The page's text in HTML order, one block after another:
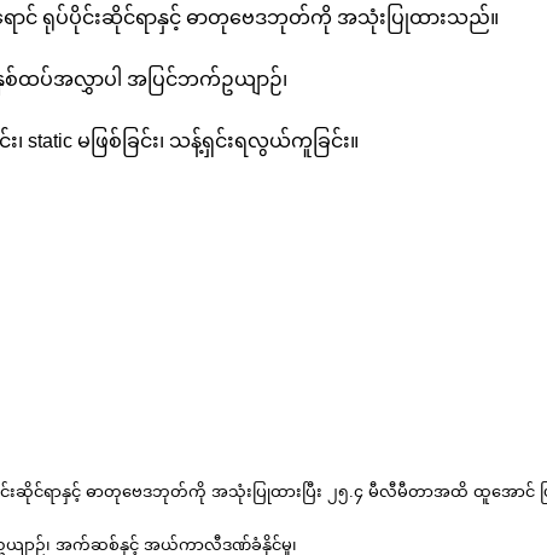
င် ရုပ်ပိုင်းဆိုင်ရာနှင့် ဓာတုဗေဒဘုတ်ကို အသုံးပြုထားသည်။
ထပ်အလွှာပါ အပြင်ဘက်ဥယျာဉ်၊
မဖြစ်ခြင်း၊ သန့်ရှင်းရလွယ်ကူခြင်း။
ဆိုင်ရာနှင့် ဓာတုဗေဒဘုတ်ကို အသုံးပြုထားပြီး ၂၅.၄ မီလီမီတာအထိ ထူအောင်
ျာဉ်၊ အက်ဆစ်နှင့် အယ်ကာလီဒဏ်ခံနိုင်မှု၊